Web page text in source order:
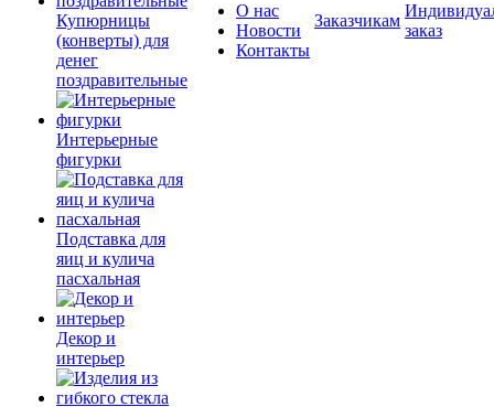
Купюрницы
(конверты) для
денег
поздравительные
Интерьерные
фигурки
Подставка для
яиц и кулича
пасхальная
Декор и
интерьер
О нас
Новости
Контакты
Заказчикам
заказ